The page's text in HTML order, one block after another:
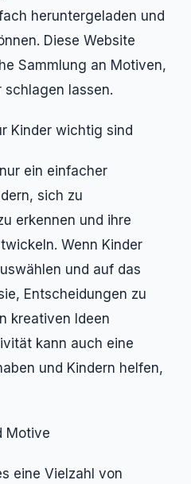
heruntergeladen und
Diese Website
Sammlung an Motiven,
schlagen lassen.
Kinder wichtig sind
ein einfacher
sich zu
erkennen und ihre
Wenn Kinder
und auf das
Entscheidungen zu
kreativen Ideen
kann auch eine
und Kindern helfen,
Motive
eine Vielzahl von